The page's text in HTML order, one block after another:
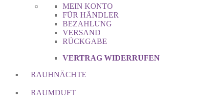
MEIN KONTO
FÜR HÄNDLER
BEZAHLUNG
VERSAND
RÜCKGABE
VERTRAG WIDERRUFEN
RAUHNÄCHTE
RAUMDUFT